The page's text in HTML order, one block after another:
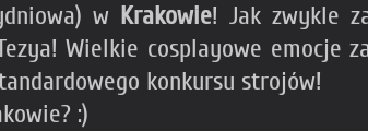
w Krakowie! Jak zwykle
Wielkie cosplayowe emocje
konkursu strojów!
:)